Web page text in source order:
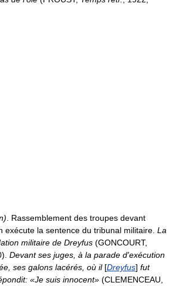
. Rassemblement des troupes devant
exécute la sentence du tribunal militaire. La
militaire de Dreyfus (GONCOURT,
Devant ses juges, à la parade d'exécution
ses galons lacérés, où il [Dreyfus] fut
«Je suis innocent» (CLEMENCEAU,